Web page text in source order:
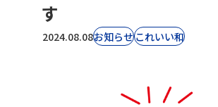
す
2024.08.08お知らせこれいい和